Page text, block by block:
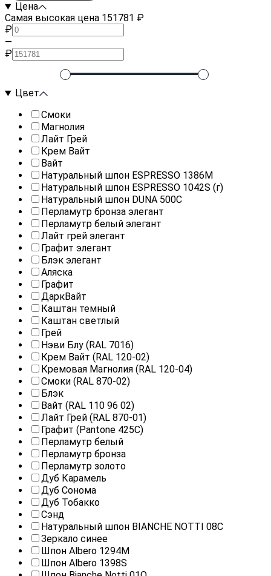
Цена
Самая высокая цена 151781 ₽
₽
—
₽
Цвет
Смоки
Магнолия
Лайт Грей
Крем Вайт
Вайт
Натуральный шпон ESPRESSO 1386M
Натуральный шпон ESPRESSO 1042S (г)
Натуральный шпон DUNA 500C
Перламутр бронза элегант
Перламутр белый элегант
Лайт грей элегант
Графит элегант
Блэк элегант
Аляска
Графит
ДаркВайт
Каштан темный
Каштан светлый
Грей
Нэви Блу (RAL 7016)
Крем Вайт (RAL 120-02)
Кремовая Магнолия (RAL 120-04)
Смоки (RAL 870-02)
Блэк
Вайт (RAL 110 96 02)
Лайт Грей (RAL 870-01)
Графит (Pantone 425С)
Перламутр белый
Перламутр бронза
Перламутр золото
Дуб Карамель
Дуб Сонома
Дуб Тобакко
Сэнд
Натуральный шпон BIANCHE NOTTI 08С
Зеркало синее
Шпон Albero 1294M
Шпон Albero 1398S